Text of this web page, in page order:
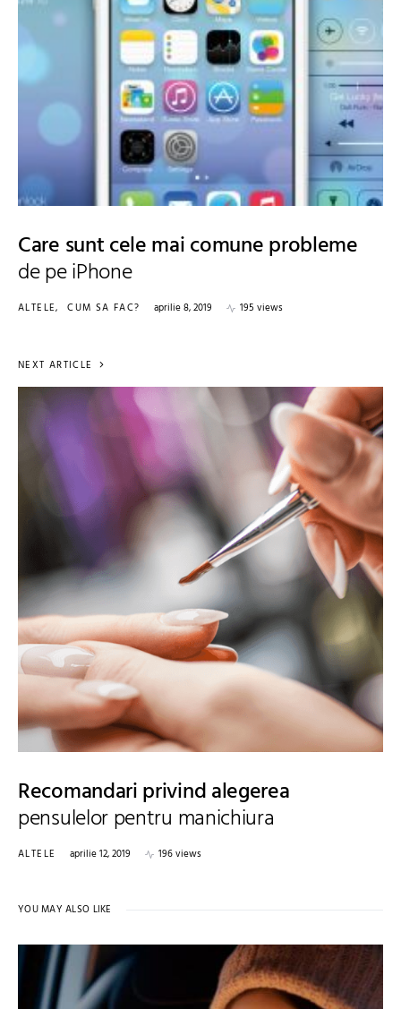
Care sunt cele mai comune probleme
de pe iPhone
ALTELE CUM SA FAC? aprilie 8, 2019 195 views
NEXT ARTICLE
Recomandari privind alegerea
pensulelor pentru manichiura
ALTELE aprilie 12, 2019 196 views
YOU MAY ALSO LIKE